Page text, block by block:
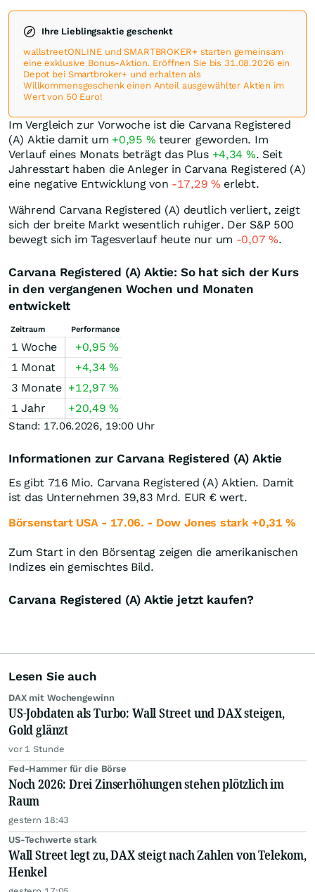
Ihre Lieblingsaktie geschenkt
wallstreetONLINE und SMARTBROKER+ starten gemeinsam
eine exklusive Bonus-Aktion. Eröffnen Sie bis 31.08.2026 ein
Depot bei Smartbroker+ und erhalten als
Willkommensgeschenk einen Anteil ausgewählter Aktien im
Wert von 50 Euro!
Im Vergleich zur Vorwoche ist die Carvana Registered
(A) Aktie damit um +0,95 % teurer geworden. Im
Verlauf eines Monats beträgt das Plus +4,34 %. Seit
Jahresstart haben die Anleger in Carvana Registered (A)
eine negative Entwicklung von -17,29 % erlebt.
Während Carvana Registered (A) deutlich verliert, zeigt
sich der breite Markt wesentlich ruhiger. Der S&P 500
bewegt sich im Tagesverlauf heute nur um -0,07 %.
Carvana Registered (A) Aktie: So hat sich der Kurs
in den vergangenen Wochen und Monaten
entwickelt
Zeitraum Performance
1 Woche +0,95%
1 Monat
+4,34%
3 Monate +12,97%
1 Jahr
+20,49%
Stand: 17.06.2026, 19:00 Uhr
Informationen zur Carvana Registered (A) Aktie
Es gibt 716 Mio. Carvana Registered (A) Aktien. Damit
ist das Unternehmen 39,83 Mrd. EUR € wert.
Börsenstart USA - 17.06. - Dow Jones stark +0,31 %
Zum Start in den Börsentag zeigen die amerikanischen
Indizes ein gemischtes Bild.
Carvana Registered (A) Aktie jetzt kaufen?
Lesen Sie auch
DAX mit Wochengewinn
US-Jobdaten als Turbo: Wall Street und DAX steigen,
Gold glänzt
vor 1 Stunde
Fed-Hammer für die Börse
Noch 2026: Drei Zinserhöhungen stehen plötzlich im
Raum
gestern 18:43
US-Techwerte stark
Wall Street legt zu, DAX steigt nach Zahlen von Telekom,
Henkel